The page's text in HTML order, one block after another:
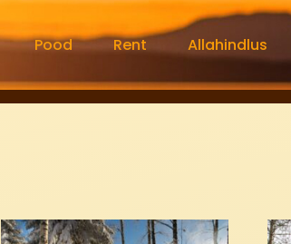
Pood Rent Allahindlus